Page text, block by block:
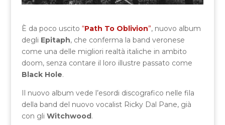
È da poco uscito “Path To Oblivion”, nuovo album
degli Epitaph, che conferma la band veronese
come una delle migliori realtà italiche in ambito
doom, senza contare il loro illustre passato come
Black Hole.
Il nuovo album vede l’esordi discografico nelle fila
della band del nuovo vocalist Ricky Dal Pane, già
con gli Witchwood.